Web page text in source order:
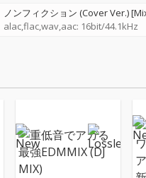
ノンフィクション (Cover Ver.)
alac,flac,wav,aac: 16bit/44.1kHz